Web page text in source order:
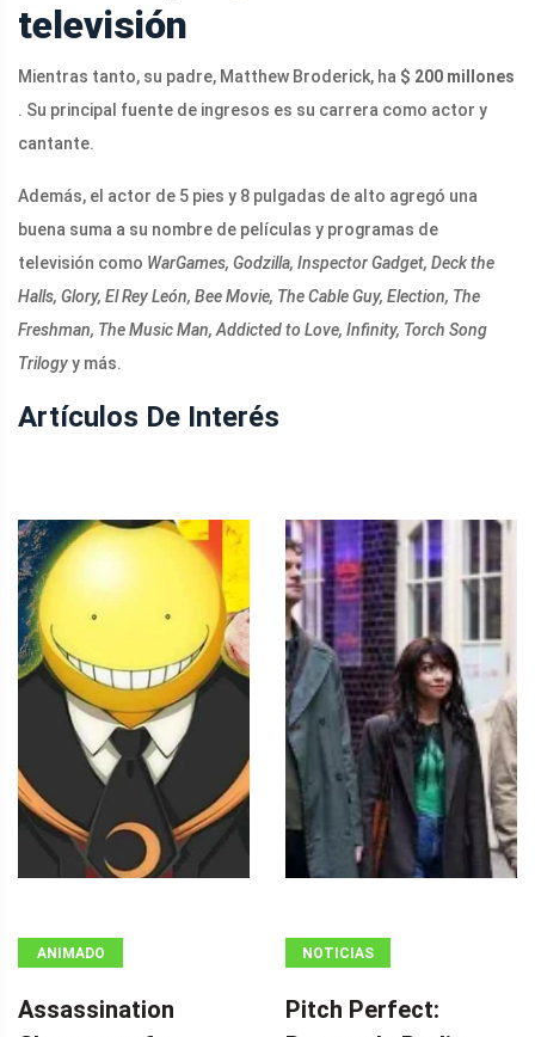
televisión
Mientras tanto, su padre, Matthew Broderick, ha $ 200 millones
. Su principal fuente de ingresos es su carrera como actor y
cantante.
Además, el actor de 5 pies y 8 pulgadas de alto agregó una
buena suma a su nombre de películas y programas de
televisión como WarGames, Godzilla, Inspector Gadget, Deck the
Halls, Glory, El Rey León, Bee Movie, The Cable Guy, Election, The
Freshman, The Music Man, Addicted to Love, Infinity, Torch Song
Trilogyy más.
Artículos De Interés
ANIMADO
Assassination
NOTICIAS
Pitch Perfect: